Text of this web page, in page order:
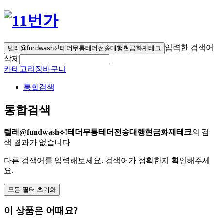
텔레@fundwash⟡ǃ테더무통테더전송대행현금화재테크
입력한 검색어
삭제
카테고리 장바구니
통합검색
통합검색
텔레@fundwash⟡ǃ테더무통테더전송대행현금화재테크의 검
색 결과가 없습니다
다른 검색어를 입력해보세요. 검색어가 정확한지 확인해주세
요.
모든 필터 초기화
이 상품은 어때요?